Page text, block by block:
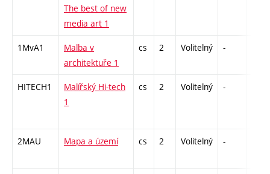
The best of new
media art 1
1MvA1
Malba v
architektuře 1
cs 2 Volitelný -
HITECH1
Malířský Hi-tech
1
cs 2 Volitelný -
2MAU Mapa a území cs 2 Volitelný -